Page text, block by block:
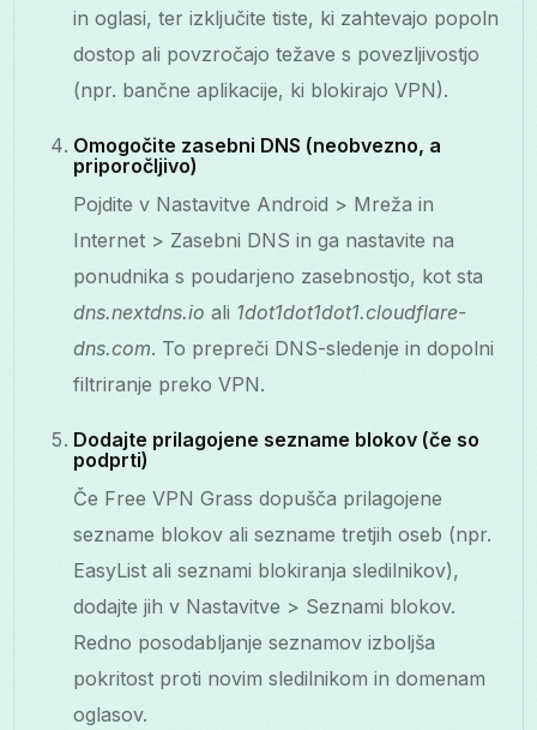
in oglasi, ter izključite tiste, ki zahtevajo popoln
dostop ali povzročajo težave s povezljivostjo
(npr. bančne aplikacije, ki blokirajo VPN).
Omogočite zasebni DNS (neobvezno, a
priporočljivo)
Pojdite v Nastavitve Android > Mreža in
Internet > Zasebni DNS in ga nastavite na
ponudnika s poudarjeno zasebnostjo, kot sta
dns.nextdns.io ali 1dot1dot1dot1.cloudflare-
dns.com. To prepreči DNS-sledenje in dopolni
filtriranje preko VPN.
Dodajte prilagojene sezname blokov (če so
podprti)
Če Free VPN Grass dopušča prilagojene
sezname blokov ali sezname tretjih oseb (npr.
EasyList ali seznami blokiranja sledilnikov),
dodajte jih v Nastavitve > Seznami blokov.
Redno posodabljanje seznamov izboljša
pokritost proti novim sledilnikom in domenam
oglasov.